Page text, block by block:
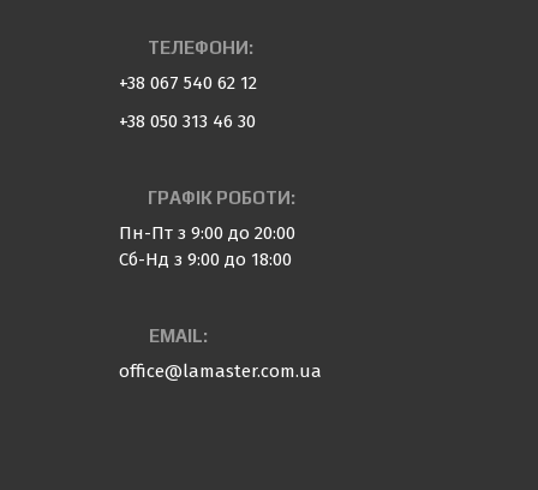
ТЕЛЕФОНИ:
+38 067 540 62 12
+38 050 313 46 30
ГРАФІК РОБОТИ:
Пн-Пт з 9:00 до 20:00
Сб-Нд з 9:00 до 18:00
EMAIL:
office@lamaster.com.ua